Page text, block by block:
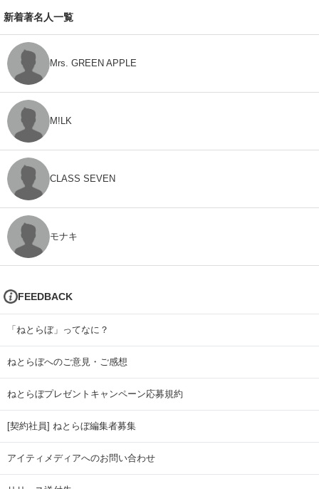
新着著名人一覧
Mrs. GREEN APPLE
M!LK
CLASS SEVEN
モナキ
FEEDBACK
「ねとらぼ」ってなに？
ねとらぼへのご意見・ご感想
ねとらぼプレゼントキャンペーン応募規約
[契約社員] ねとらぼ編集者募集
アイティメディアへのお問い合わせ